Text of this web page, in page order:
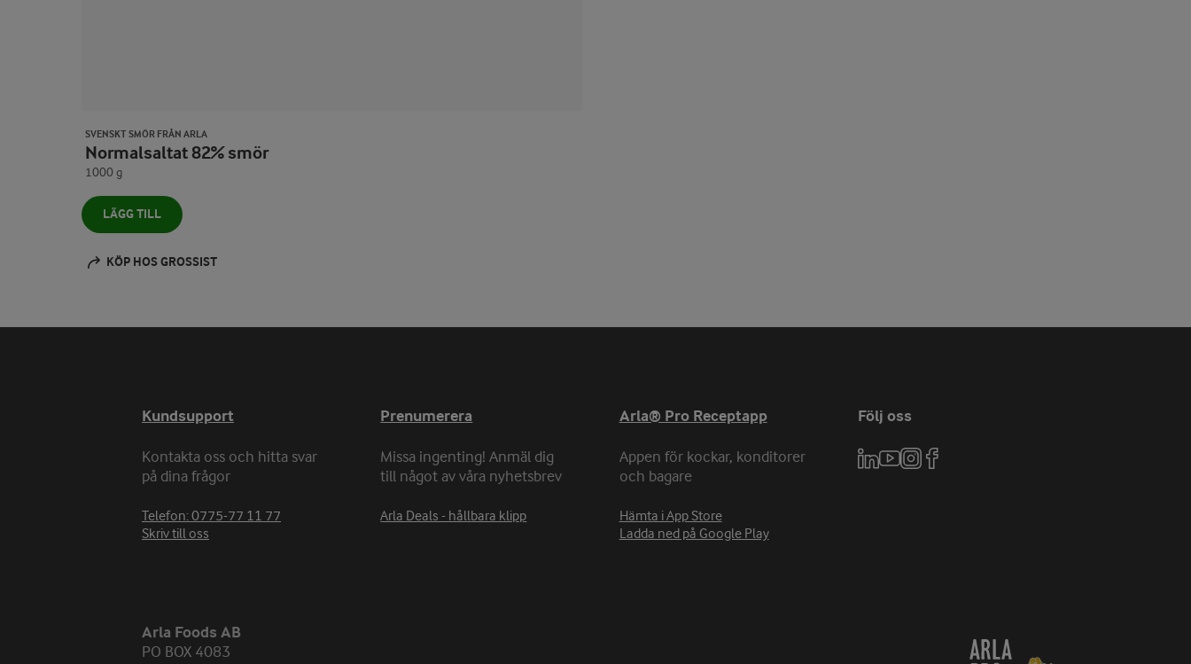
SVENSKT SMÖR FRÅN ARLA
Normalsaltat 82% smör
1000 g
LÄGG TILL
KÖP HOS GROSSIST
Kundsupport
Kontakta oss och hitta svar
på dina frågor
Telefon: 0775-77 11 77
Skriv till oss
Prenumerera
Missa ingenting! Anmäl dig
till något av våra nyhetsbrev
Arla Deals - hållbara klipp
Arla® Pro Receptapp
Appen för kockar, konditorer
och bagare
Hämta i App Store
Ladda ned på Google Play
Följ oss
Arla Foods AB
PO BOX 4083